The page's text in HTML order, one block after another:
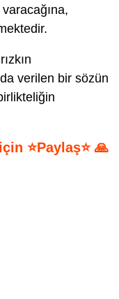
rızkın
verilen bir sözün
⭐Paylaş⭐ 🙏